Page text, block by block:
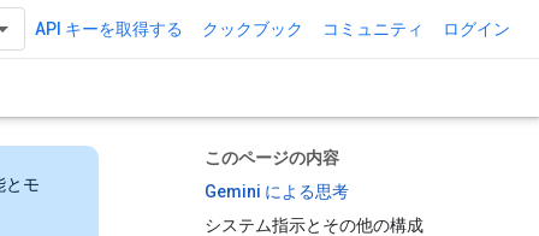
API キーを取得する クックブック コミュニティ ログイン
このページの内容
Gemini による思考
システム指示とその他の構成
とモ